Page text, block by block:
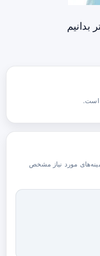
بدانیم
است.
مورد نیاز مشخص